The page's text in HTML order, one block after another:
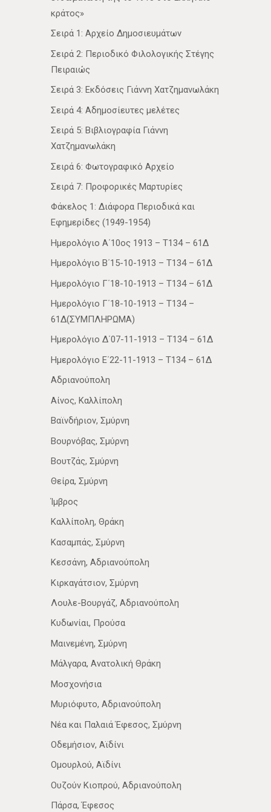
κράτος»
Σειρά 1: Αρχείο Δημοσιευμάτων
Σειρά 2: Περιοδικό Φιλολογικής Στέγης
Πειραιώς
Σειρά 3: Εκδόσεις Γιάννη Χατζημανωλάκη
Σειρά 4: Αδημοσίευτες μελέτες
Σειρά 5: Βιβλιογραφία Γιάννη
Χατζημανωλάκη
Σειρά 6: Φωτογραφικό Αρχείο
Σειρά 7: Προφορικές Μαρτυρίες
Φάκελος 1: Διάφορα Περιοδικά και
Εφημερίδες (1949-1954)
Ημερολόγιο Α΄10ος 1913 – Τ134 – 61Δ
Ημερολόγιο Β΄15-10-1913 – Τ134 – 61Δ
Ημερολόγιο Γ΄18-10-1913 – Τ134 – 61Δ
Ημερολόγιο Γ΄18-10-1913 – Τ134 –
61Δ(ΣΥΜΠΛΗΡΩΜΑ)
Ημερολόγιο Δ΄07-11-1913 – Τ134 – 61Δ
Ημερολόγιο Ε΄22-11-1913 – Τ134 – 61Δ
Αδριανούπολη
Αίνος, Καλλίπολη
Βαϊνδήριον, Σμύρνη
Βουρνόβας, Σμύρνη
Βουτζάς, Σμύρνη
Θείρα, Σμύρνη
Ίμβρος
Καλλίπολη, Θράκη
Κασαμπάς, Σμύρνη
Κεσσάνη, Αδριανούπολη
Κιρκαγάτσιον, Σμύρνη
Λουλε-Βουργάζ, Αδριανούπολη
Κυδωνίαι, Προύσα
Μαινεμένη, Σμύρνη
Μάλγαρα, Ανατολική Θράκη
Μοσχονήσια
Μυριόφυτο, Αδριανούπολη
Νέα­ και Παλαιά Έφεσος, Σμύρνη
Οδεμήσιον, Αϊδίνι
Ομουρλού, Αϊδίνι
Ουζούν Κιοπρού, Αδριανούπολη
Πάρσα, Έφεσος